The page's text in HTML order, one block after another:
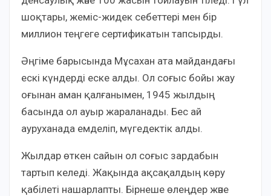
шоқтары, жеміс-жидек себеттері мен бір
миллион теңгеге сертификатын тапсырды.
Әңгіме барысында Мұсахан ата майдандағы
ескі күндерді еске алды. Ол соғыс бойы жау
оғынан аман қалғанымен, 1945 жылдың
басында ол ауыр жараланады. Бес ай
ауруханада емделіп, мүгедектік алды.
Жылдар өткен сайын ол соғыс зардабын
тартып келеді. Жақында ақсақалдың көру
қабілеті нашарлапты. Бірнеше өлеңдер және